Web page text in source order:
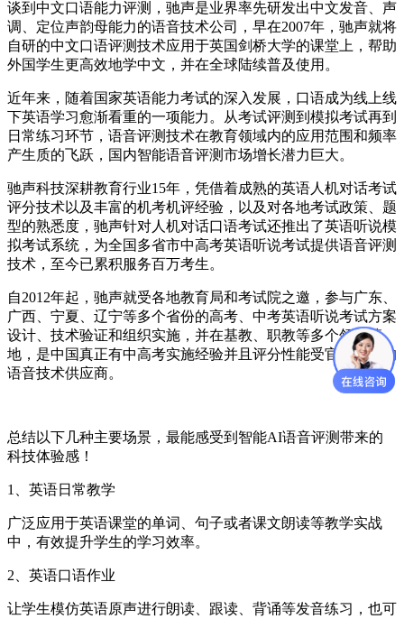
谈到中文口语能力评测，驰声是业界率先研发出中文发音、声
调、定位声韵母能力的语音技术公司，早在2007年，驰声就将
自研的中文口语评测技术应用于英国剑桥大学的课堂上，帮助
外国学生更高效地学中文，并在全球陆续普及使用。
近年来，随着国家英语能力考试的深入发展，口语成为线上线
下英语学习愈渐看重的一项能力。从考试评测到模拟考试再到
日常练习环节，语音评测技术在教育领域内的应用范围和频率
产生质的飞跃，国内智能语音评测市场增长潜力巨大。
驰声科技深耕教育行业15年，凭借着成熟的英语人机对话考试
评分技术以及丰富的机考机评经验，以及对各地考试政策、题
型的熟悉度，驰声针对人机对话口语考试还推出了英语听说模
拟考试系统，为全国多省市中高考英语听说考试提供语音评测
技术，至今已累积服务百万考生。
自2012年起，驰声就受各地教育局和考试院之邀，参与广东、
广西、宁夏、辽宁等多个省份的高考、中考英语听说考试方案
设计、技术验证和组织实施，并在基教、职教等多个领域落
地，是中国真正有中高考实施经验并且评分性能受官方认可的
语音技术供应商。
总结以下几种主要场景，最能感受到智能AI语音评测带来的
科技体验感！
1、英语日常教学
广泛应用于英语课堂的单词、句子或者课文朗读等教学实战
中，有效提升学生的学习效率。
2、英语口语作业
让学生模仿英语原声进行朗读、跟读、背诵等发音练习，也可